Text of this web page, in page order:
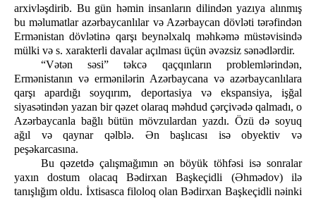
arxivləşdirib. Bu gün həmin insanların dilindən yazıya alınmış
bu məlumatlar azərbaycanlılar və Azərbaycan dövləti tərəfindən
Ermənistan dövlətinə qarşı beynəlxalq məhkəmə müstəvisində
mülki və s. xarakterli davalar açılması üçün əvəzsiz sənədlərdir.
“Vətən səsi” təkcə qaçqınların problemlərindən,
Ermənistanın və ermənilərin Azərbaycana və azərbaycanlılara
qarşı apardığı soyqırım, deportasiya və ekspansiya, işğal
siyasətindən yazan bir qəzet olaraq məhdud çərçivədə qalmadı, o
Azərbaycanla bağlı bütün mövzulardan yazdı. Özü də soyuq
ağıl və qaynar qəlblə. Ən başlıcası isə obyektiv və
peşəkarcasına.
Bu qəzetdə çalışmağımın ən böyük töhfəsi isə sonralar
yaxın dostum olacaq Bədirxan Başkeçidli (Əhmədov) ilə
tanışlığım oldu. İxtisasca filoloq olan Bədirxan Başkeçidli nəinki